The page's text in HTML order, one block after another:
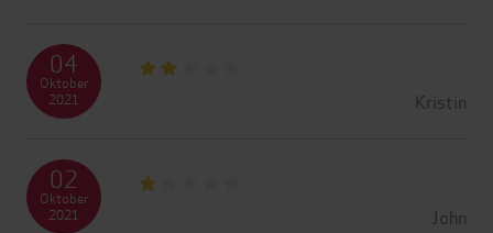
Kristin
04
Oktober
2021
John
02
Oktober
2021